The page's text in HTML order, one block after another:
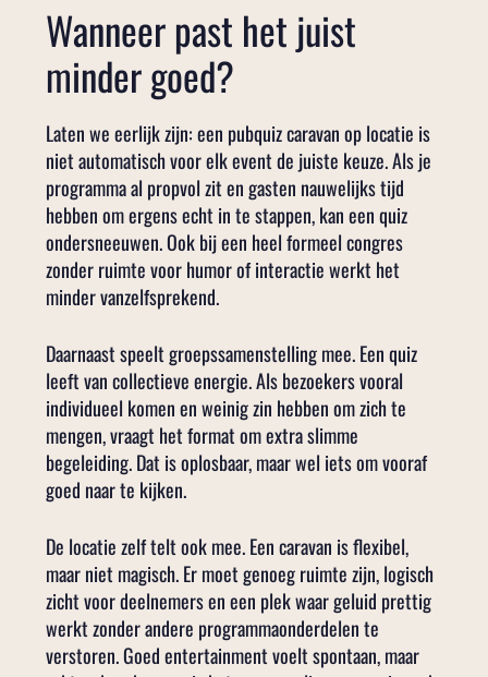
Wanneer past het juist
minder goed?
Laten we eerlijk zijn: een pubquiz caravan op locatie is
niet automatisch voor elk event de juiste keuze. Als je
programma al propvol zit en gasten nauwelijks tijd
hebben om ergens echt in te stappen, kan een quiz
ondersneeuwen. Ook bij een heel formeel congres
zonder ruimte voor humor of interactie werkt het
minder vanzelfsprekend.
Daarnaast speelt groepssamenstelling mee. Een quiz
leeft van collectieve energie. Als bezoekers vooral
individueel komen en weinig zin hebben om zich te
mengen, vraagt het format om extra slimme
begeleiding. Dat is oplosbaar, maar wel iets om vooraf
goed naar te kijken.
De locatie zelf telt ook mee. Een caravan is flexibel,
maar niet magisch. Er moet genoeg ruimte zijn, logisch
zicht voor deelnemers en een plek waar geluid prettig
werkt zonder andere programmaonderdelen te
verstoren. Goed entertainment voelt spontaan, maar